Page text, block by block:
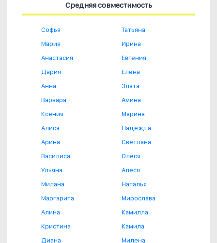
Средняя совместимость
Софья
Мария
Анастасия
Дария
Анна
Варвара
Ксения
Алиса
Арина
Василиса
Ульяна
Милана
Маргарита
Алина
Кристина
Диана
Татьяна
Ирина
Евгения
Елена
Злата
Амина
Марина
Надежда
Светлана
Олеся
Алеся
Наталья
Мирослава
Камилла
Камила
Милена